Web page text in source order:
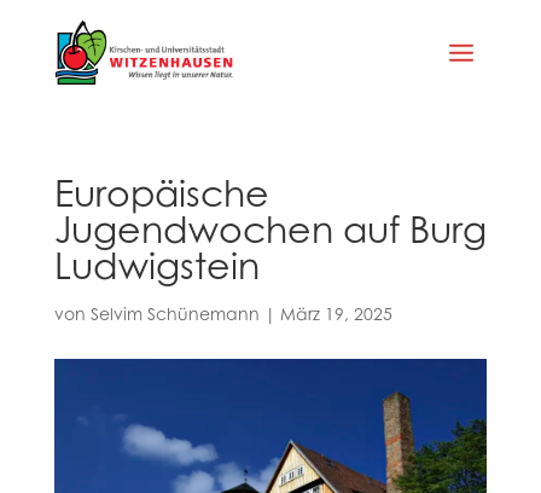
Europäische
Jugendwochen auf Burg
Ludwigstein
von Selvim Schünemann März 19, 2025